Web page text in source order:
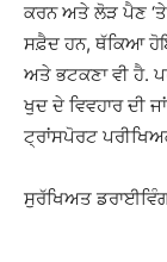
ਕਰਨ ਅਤੇ ਲੋੜ ਪੈਣ
ਸਫ਼ੈਦ ਹਨ, ਥੱਕਿਆ
ਅਤੇ ਭਟਕਣਾ ਵੀ ਹੈ.
ਖੁਦ ਦੇ ਵਿਵਹਾਰ ਦੀ
ਟ੍ਰਾਂਸਪੋਰਟ
ਸੁਰੱਖਿਅਤ